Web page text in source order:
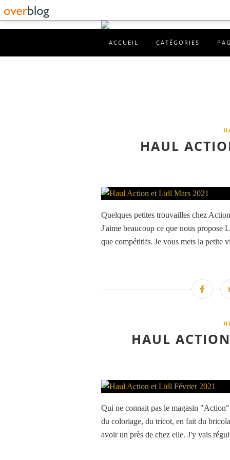
ACCUEIL CATÉGORIES
HAUL
Quelques petites trouvailles chez
J'aime beaucoup ce que nous propose
que compétitifs. Je vous mets la petite
HAUL
Qui ne connait pas le magasin
du coloriage, du tricot, en fait du
avoir un près de chez elle. J'y vais